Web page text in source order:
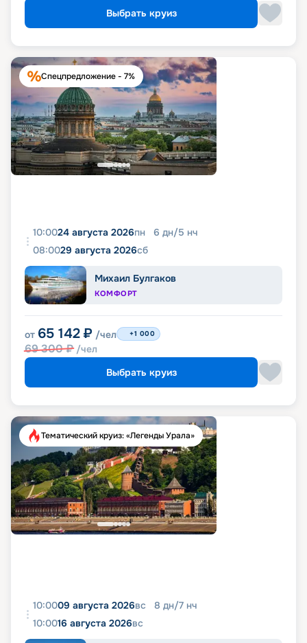
Выбрать круиз
Спецпредложение - 7%
10:0024 августа 2026пн 6 дн/5 нч
08:0029 августа 2026сб
Михаил Булгаков
КОМФОРТ
от 65 142 ₽ /чел
69 300₽ /чел
+1 000
Выбрать круиз
Тематический круиз: «Легенды Урала»
10:0009 августа 2026вс 8 дн/7 нч
10:0016 августа 2026вс